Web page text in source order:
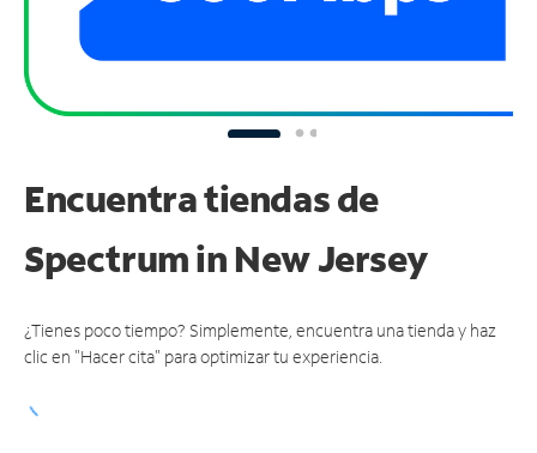
Encuentra tiendas de
Spectrumin New Jersey
¿Tienes poco tiempo? Simplemente, encuentra una tienda y haz
clic en "Hacer cita" para optimizar tu experiencia.